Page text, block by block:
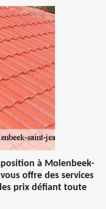
à Molenbeek-
offre des services
prix défiant toute